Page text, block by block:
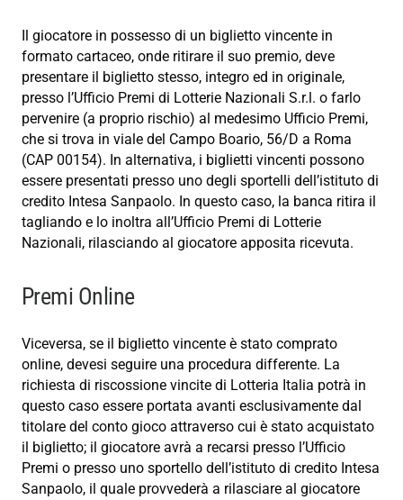
Il giocatore in possesso di un biglietto vincente in
formato cartaceo, onde ritirare il suo premio, deve
presentare il biglietto stesso, integro ed in originale,
presso l’Ufficio Premi di Lotterie Nazionali S.r.l. o farlo
pervenire (a proprio rischio) al medesimo Ufficio Premi,
che si trova in viale del Campo Boario, 56/D a Roma
(CAP 00154). In alternativa, i biglietti vincenti possono
essere presentati presso uno degli sportelli dell’istituto di
credito Intesa Sanpaolo. In questo caso, la banca ritira il
tagliando e lo inoltra all’Ufficio Premi di Lotterie
Nazionali, rilasciando al giocatore apposita ricevuta.
Premi Online
Viceversa, se il biglietto vincente è stato comprato
online, devesi seguire una procedura differente. La
richiesta di riscossione vincite di Lotteria Italia potrà in
questo caso essere portata avanti esclusivamente dal
titolare del conto gioco attraverso cui è stato acquistato
il biglietto; il giocatore avrà a recarsi presso l’Ufficio
Premi o presso uno sportello dell’istituto di credito Intesa
Sanpaolo, il quale provvederà a rilasciare al giocatore